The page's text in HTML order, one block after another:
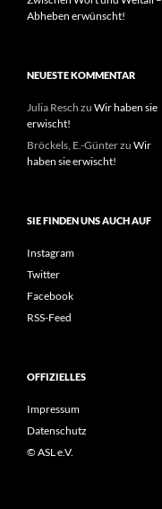
Abheben erwünscht!
NEUESTE KOMMENTAR
Julia Resch zu Wir haben sie
erwischt!
Bröckels, E.-Günterzu Wir
haben sie erwischt!
SIE FINDEN UNS AUCH AUF
Instagram
Twitter
Facebook
RSS-Feed
OFFIZIELLES
Impressum
Datenschutz
© ASL e.V.